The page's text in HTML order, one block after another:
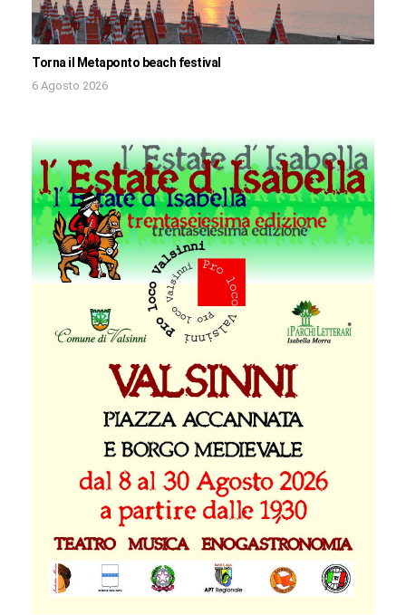
Torna il Metaponto beach festival
6 Agosto 2026